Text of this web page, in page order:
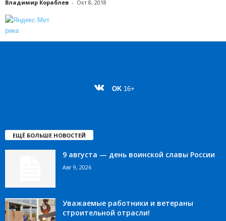
Владимир Кораблев - Окт 8, 2018
OK 16+
ЕЩЁ БОЛЬШЕ НОВОСТЕЙ
9 августа — день воинской славы России
Авг 9, 2026
Уважаемые работники и ветераны
строительной отрасли!